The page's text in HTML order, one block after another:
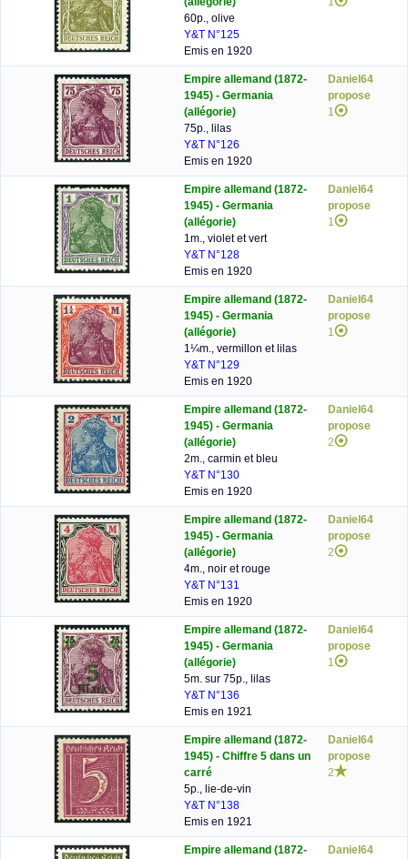
60p., olive
Y&T N°125
Emis en 1920
Empire allemand (1872-
1945) - Germania
(allégorie)
75p., lilas
Y&T N°126
Emis en 1920
Daniel64
propose
1
Empire allemand (1872-
1945) - Germania
(allégorie)
1m., violet et vert
Y&T N°128
Emis en 1920
Daniel64
propose
1
Empire allemand (1872-
1945) - Germania
(allégorie)
1¼m., vermillon et lilas
Y&T N°129
Emis en 1920
Daniel64
propose
1
Empire allemand (1872-
1945) - Germania
(allégorie)
2m., carmin et bleu
Y&T N°130
Emis en 1920
Daniel64
propose
2
Empire allemand (1872-
1945) - Germania
(allégorie)
4m., noir et rouge
Y&T N°131
Emis en 1920
Daniel64
propose
2
Empire allemand (1872-
1945) - Germania
(allégorie)
5m. sur 75p., lilas
Y&T N°136
Emis en 1921
Daniel64
propose
1
Empire allemand (1872-
1945) - Chiffre 5 dans un
carré
5p., lie-de-vin
Y&T N°138
Emis en 1921
Daniel64
propose
2
Empire allemand (1872-
Daniel64